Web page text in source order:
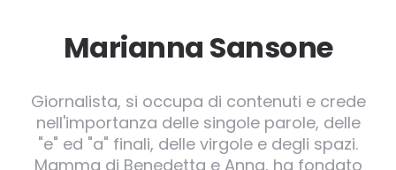
Marianna Sansone
Giornalista, si occupa di contenuti e crede
nell'importanza delle singole parole, delle
"e" ed "a" finali, delle virgole e degli spazi.
Mamma di Benedetta e Anna, ha fondato